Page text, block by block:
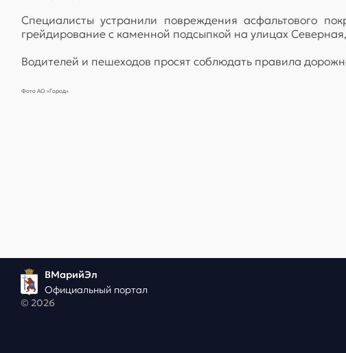
Специалисты устранили повреждения асфальтового
грейдирование с каменной подсыпкой на улицах
Водителей и пешеходов просят соблюдать правила
Фото АО «Город»
ВМарийЭл
Официальный портал
© 2026